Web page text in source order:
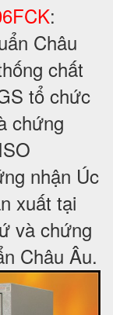
:
Châu
chất
tổ chức
chứng
nhận Úc
xuất tại
và chứng
Châu Âu.